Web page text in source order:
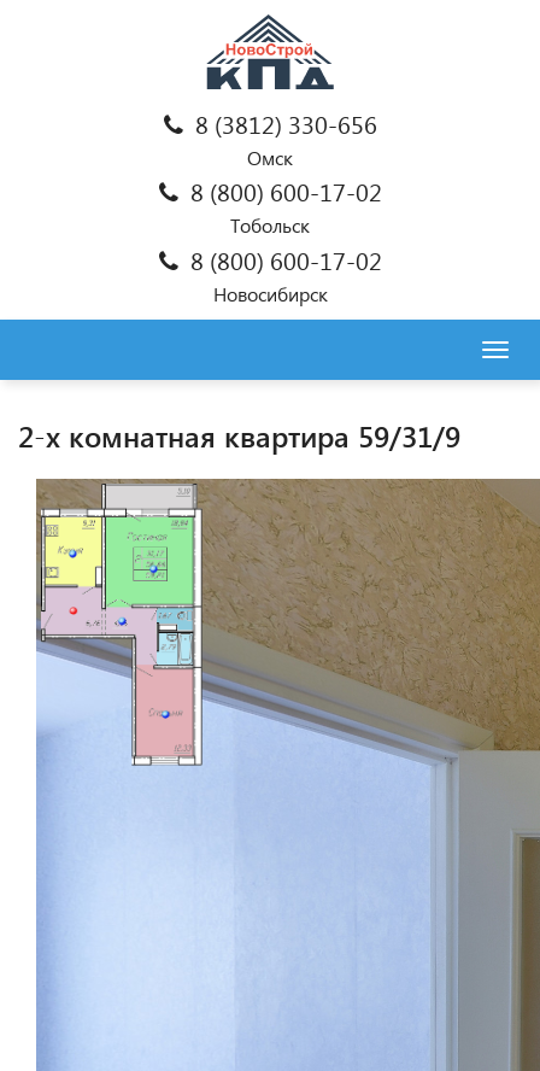
8 (3812) 330-656
Омск
8 (800) 600-17-02
Тобольск
8 (800) 600-17-02
Новосибирск
2-х комнатная квартира 59/31/9